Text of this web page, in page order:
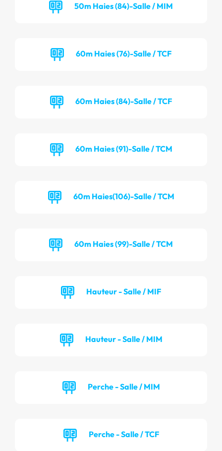
50m Haies (84)-Salle / MIM
60m Haies (76)-Salle / TCF
60m Haies (84)-Salle / TCF
60m Haies (91)-Salle / TCM
60m Haies(106)-Salle / TCM
60m Haies (99)-Salle / TCM
Hauteur - Salle / MIF
Hauteur - Salle / MIM
Perche - Salle / MIM
Perche - Salle / TCF